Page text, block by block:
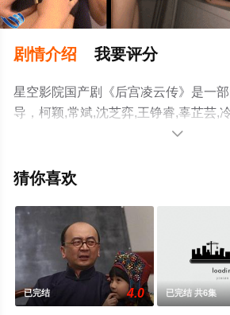
剧情介绍 我要评分
星空影院国产剧《后宫凌云传》是一
导，柯颖,常斌,沈芝弈,王铮睿,辜芷芸,
精彩演绎的大陆电视剧，大结局剧情
空电影网，更多相关信息可移步至豆瓣

猜你喜欢
已完结 4.0 已完结 共6集